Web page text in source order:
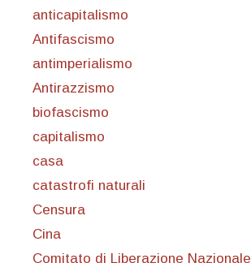
anticapitalismo
Antifascismo
antimperialismo
Antirazzismo
biofascismo
capitalismo
casa
catastrofi naturali
Censura
Cina
Comitato di Liberazione Nazionale